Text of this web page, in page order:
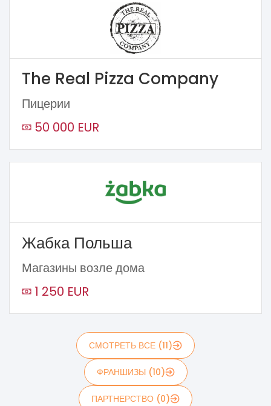
The Real Pizza Company
Пицерии
50 000 EUR
Жабка Польша
Магазины возле дома
1 250 EUR
СМОТРЕТЬ ВСЕ (11)
ФРАНШИЗЫ (10)
ПАРТНЕРСТВО (0)